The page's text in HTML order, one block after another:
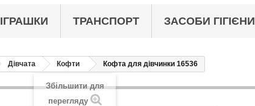
ІГРАШКИ ТРАНСПОРТ ЗАСОБИ ГІГІЄНИ
Дівчата Кофти Кофта для дівчинки 16536
Збільшити для
перегляду